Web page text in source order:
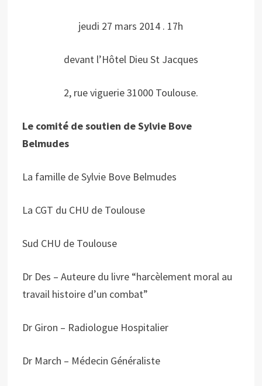
jeudi 27 mars 2014 . 17h
devant l’Hôtel Dieu St Jacques
2, rue viguerie 31000 Toulouse.
Le comité de soutien de Sylvie Bove
Belmudes
La famille de Sylvie Bove Belmudes
La CGT du CHU de Toulouse
Sud CHU de Toulouse
Dr Des – Auteure du livre “harcèlement moral au
travail histoire d’un combat”
Dr Giron – Radiologue Hospitalier
Dr March – Médecin Généraliste